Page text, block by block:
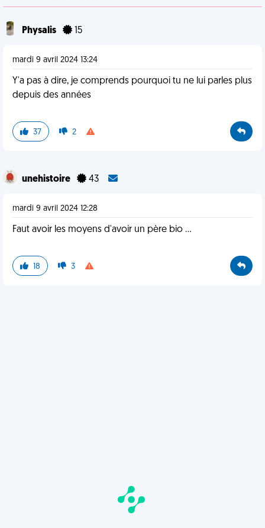
Physalis 15
mardi 9 avril 2024 13:24
Y'a pas à dire, je comprends pourquoi tu ne lui parles plus
depuis des années
37 2
unehistoire 43
mardi 9 avril 2024 12:28
Faut avoir les moyens d'avoir un père bio ...
18 3